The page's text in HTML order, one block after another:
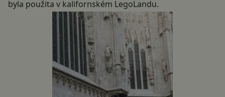
byla použita v kalifornském LegoLandu.